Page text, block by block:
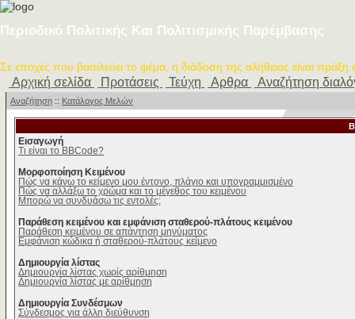
Περιοδικό Πολιτικής Και Πολιτισμικής Παρέμβασης
Σε εποχές που βασιλεύει το ψέμα, η διάδοση της αλήθειας είναι πράξη
Αρχική σελίδα Προτάσεις Τεύχη Αρθρα Αναζήτηση
Αναζήτηση :: Κατάλογος Μελών
Εισαγωγή
Τι είναι το BBCode?
Μορφοποίηση Κειμένου
Πώς να κάνω το κείμενο μου έντονο, πλάγιο και υπογραμμισμένο
Πώς να αλλάξω το χρώμα και το μέγεθος του κειμένου
Μπορώ να συνδυάσω τις εντολές;
Παράθεση κειμένου και εμφάνιση σταθερού-πλάτους κειμένου
Παράθεση κειμένου σε απάντηση μηνύματος
Εμφάνιση κώδικα ή σταθερού-πλάτους κείμενο
Δημιουργία λίστας
Δημιουργία λίστας χωρίς αρίθμηση
Δημιουργία λίστας με αρίθμηση
Δημιουργία Συνδέσμων
Σύνδεσμος για άλλη διεύθυνση